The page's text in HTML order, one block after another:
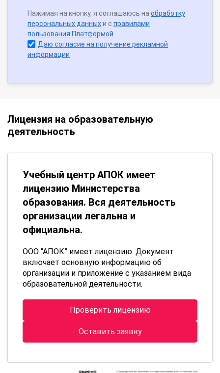
Нажимая на кнопку, я соглашаюсь на обработку
персональных данныхи с правилами
пользования Платформой
Даю согласие на получение рекламной
информации
Лицензия на образовательную
деятельность
Учебный центр АПОК имеет
лицензию Министерства
образования. Вся деятельность
организации легальна и
официальна.
ООО “АПОК” имеет лицензию. Документ
включает основную информацию об
организации и приложение с указанием вида
образовательной деятельности.
Проверить лицензию
Оставить заявку